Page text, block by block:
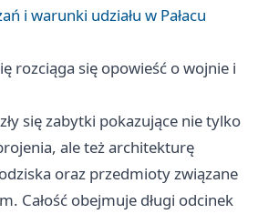
i warunki udziału w Pałacu
rozciąga się opowieść o wojnie i
się zabytki pokazujące nie tylko
ale też architekturę
oraz przedmioty związane
Całość obejmuje długi odcinek